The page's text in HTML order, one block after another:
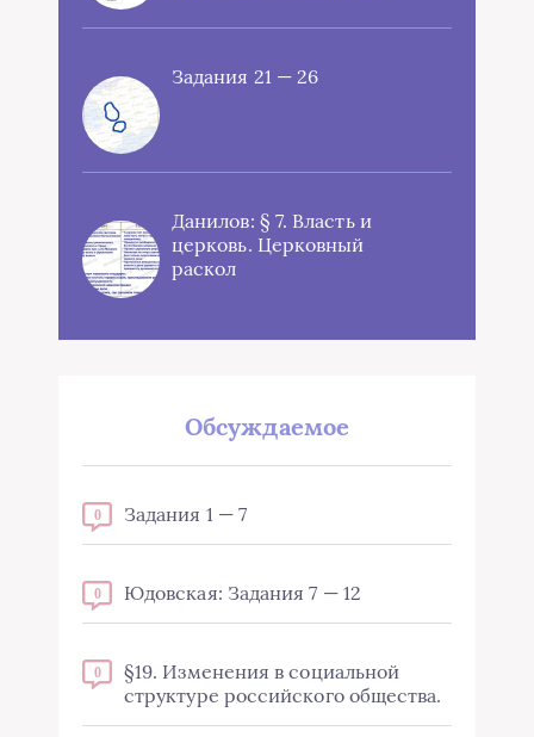
Задания 21 — 26
Данилов: § 7. Власть и
церковь. Церковный
раскол
Обсуждаемое
0 Задания 1 — 7
0 Юдовская: Задания 7 — 12
0
§19. Изменения в социальной
структуре российского общества.